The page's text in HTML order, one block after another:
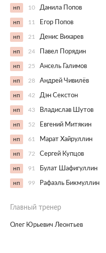
нп 10 Данила Попов
нп 11 Егор Попов
нп 21 Денис Вихарев
нп 24 Павел Порядин
нп 25 Ансель Галимов
нп 28 Андрей Чивилёв
нп 42 Дэн Секстон
нп 43 Владислав Шутов
нп 52 Евгений Митякин
нп 61 Марат Хайруллин
нп 72 Сергей Купцов
нп 91 Булат Шафигуллин
нп 99 Рафаэль Бикмуллин
Главный тренер
Олег Юрьевич Леонтьев